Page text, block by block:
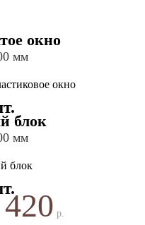
окно
мм
блок
мм
р.